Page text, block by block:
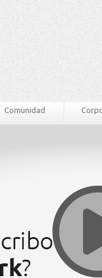
Comunidad